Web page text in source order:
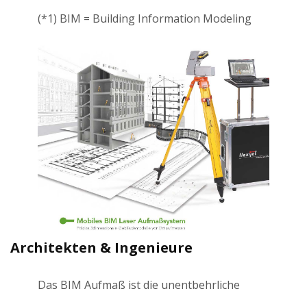
(*1) BIM = Building Information Modeling
Architekten & Ingenieure
Das BIM Aufmaß ist die unentbehrliche